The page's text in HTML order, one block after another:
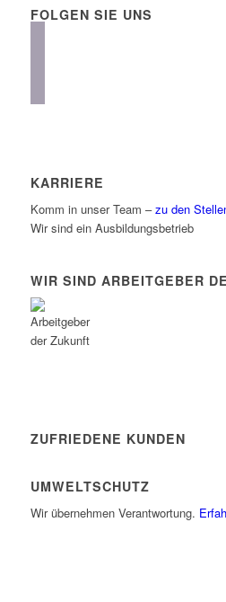
FOLGEN SIE UNS
KARRIERE
Komm in unser Team –zu den
Wir sind ein Ausbildungsbetrieb
WIR SIND ARBEITGEBER
ZUFRIEDENE KUNDEN
UMWELTSCHUTZ
Wir übernehmen Verantwortung.